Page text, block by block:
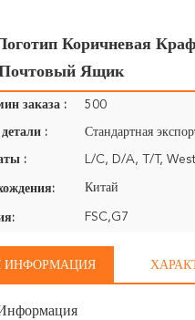
Коричневая
Почтовый Ящик
заказа : 500
:
:
Китай
FSC,G7
ИНФОРМАЦИЯ